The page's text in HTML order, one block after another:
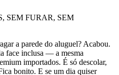
SEM FURAR, SEM
a parede do aluguel? Acabou.
face inclusa — a mesma
importados. É só descolar,
bonito. E se um dia quiser